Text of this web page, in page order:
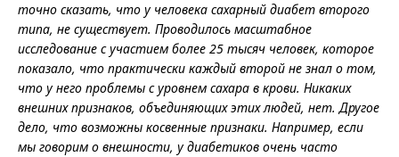
точно сказать, что у человека сахарный диабет второго
типа, не существует. Проводилось масштабное
исследование с участием более 25 тысяч человек, которое
показало, что практически каждый второй не знал о том,
что у него проблемы с уровнем сахара в крови. Никаких
внешних признаков, объединяющих этих людей, нет. Другое
дело, что возможны косвенные признаки. Например, если
мы говорим о внешности, у диабетиков очень часто